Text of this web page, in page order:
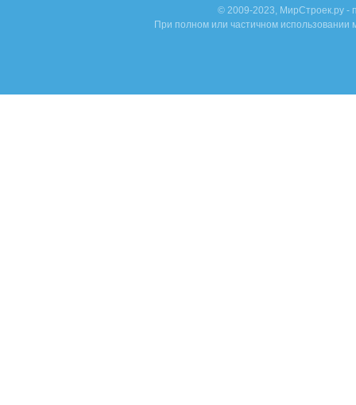
© 2009-2023, МирСтроек.ру -
При полном или частичном использовании